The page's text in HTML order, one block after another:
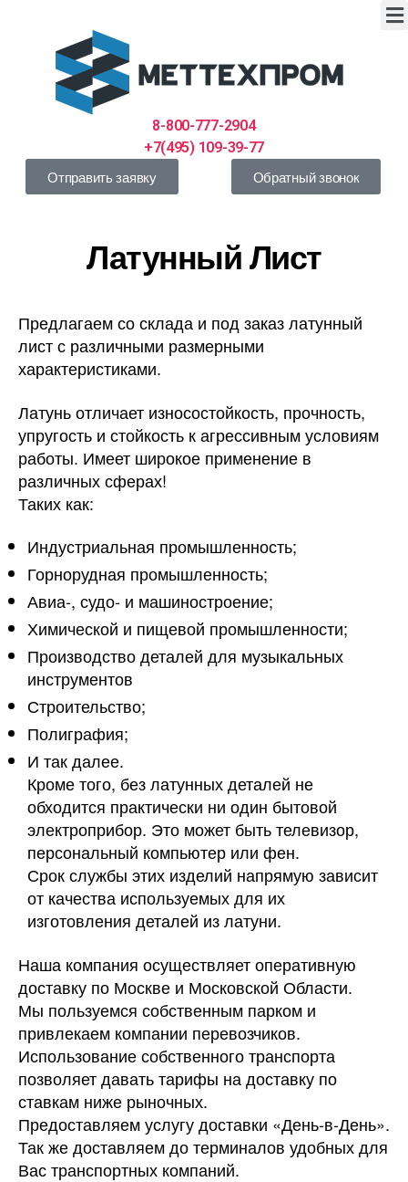
8-800-777-2904
+7(495) 109-39-77
Отправить заявку Обратный звонок
Латунный Лист
Предлагаем со склада и под заказ латунный
лист с различными размерными
характеристиками.
Латунь отличает износостойкость, прочность,
упругость и стойкость к агрессивным условиям
работы. Имеет широкое применение в
различных сферах!
Таких как:
Индустриальная промышленность;
Горнорудная промышленность;
Авиа-, судо- и машиностроение;
Химической и пищевой промышленности;
Производство деталей для музыкальных
инструментов
Строительство;
Полиграфия;
И так далее.
Кроме того, без латунных деталей не
обходится практически ни один бытовой
электроприбор. Это может быть телевизор,
персональный компьютер или фен.
Срок службы этих изделий напрямую зависит
от качества используемых для их
изготовления деталей из латуни.
Наша компания осуществляет оперативную
доставку по Москве и Московской Области.
Мы пользуемся собственным парком и
привлекаем компании перевозчиков.
Использование собственного транспорта
позволяет давать тарифы на доставку по
ставкам ниже рыночных.
Предоставляем услугу доставки «День-в-День».
Так же доставляем до терминалов удобных для
Вас транспортных компаний.